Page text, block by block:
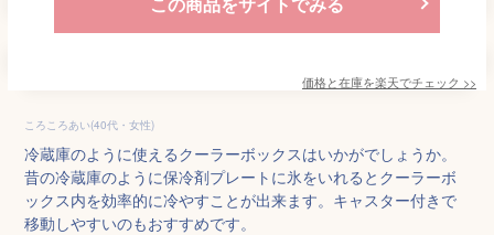
価格と在庫を楽天でチェック >>
ころころあい(40代・女性)
冷蔵庫のように使えるクーラーボックスはいかがでしょうか。
昔の冷蔵庫のように保冷剤プレートに氷をいれるとクーラーボ
ックス内を効率的に冷やすことが出来ます。キャスター付きで
移動しやすいのもおすすめです。